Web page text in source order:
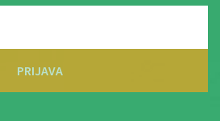
PRIJAVA